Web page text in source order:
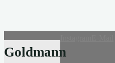
Goldmann